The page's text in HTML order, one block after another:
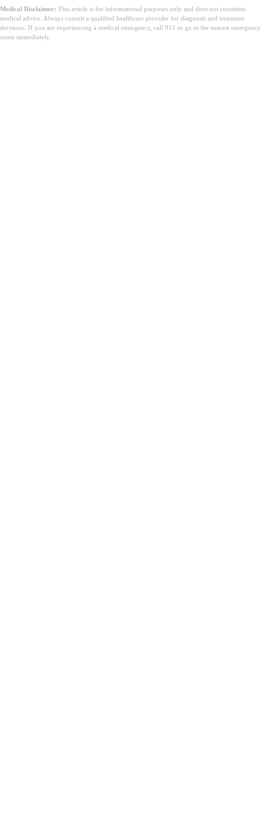
Medical Disclaimer: This article is for informational purposes only and does not constitute
medical advice. Always consult a qualified healthcare provider for diagnosis and treatment
decisions. If you are experiencing a medical emergency, call 911 or go to the nearest emergency
room immediately.